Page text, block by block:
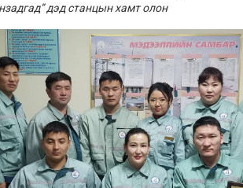
дэд станцын хамт олон